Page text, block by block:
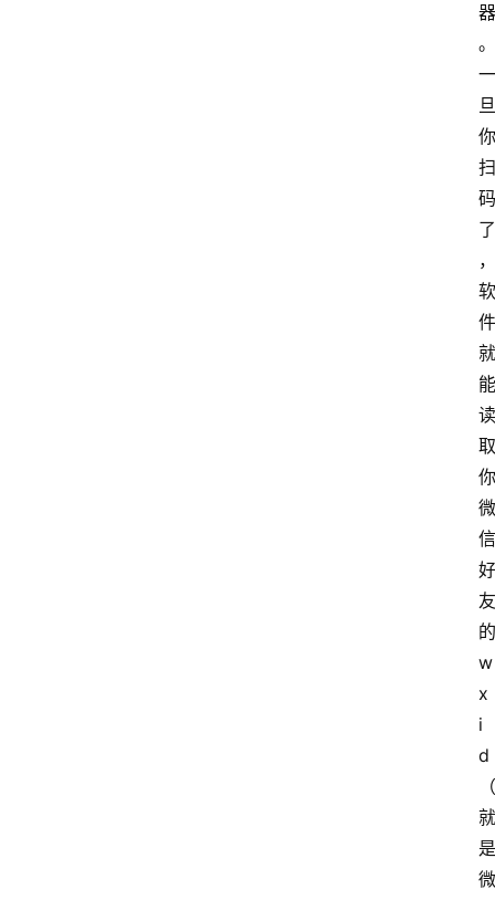
器
。
一
旦
你
扫
码
了
，
软
件
就
能
读
取
你
微
信
好
友
的
w
x
i
d
（
就
是
微